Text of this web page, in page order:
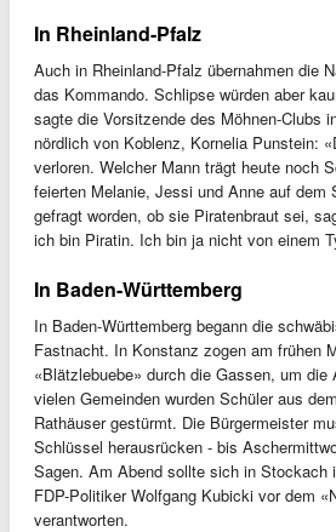
In Rheinland-Pfalz
Auch in Rheinland-Pfalz übernahmen die
das Kommando. Schlipse würden aber
sagte die Vorsitzende des Möhnen-Clubs
nördlich von Koblenz, Kornelia Punstein:
verloren. Welcher Mann trägt heute noch
feierten Melanie, Jessi und Anne auf dem
gefragt worden, ob sie Piratenbraut sei,
ich bin Piratin. Ich bin ja nicht von einem
In Baden-Württemberg
In Baden-Württemberg begann die
Fastnacht. In Konstanz zogen am frühen
«Blätzlebuebe» durch die Gassen, um
vielen Gemeinden wurden Schüler aus
Rathäuser gestürmt. Die Bürgermeister
Schlüssel herausrücken - bis
Sagen. Am Abend sollte sich in Stockach
FDP-Politiker Wolfgang Kubicki vor dem
verantworten.